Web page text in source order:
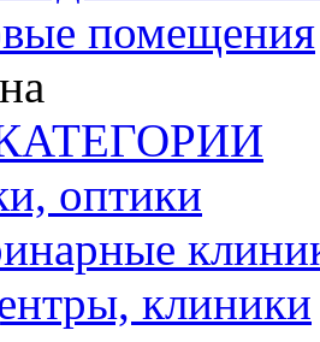
помещения
оптики
клиники